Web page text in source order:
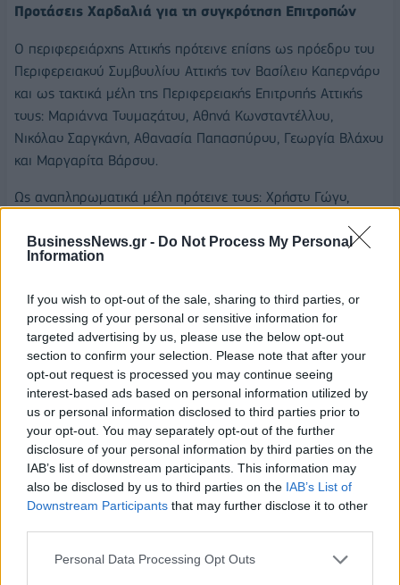
BusinessNews.gr - Do Not Process My Personal
Information
If you wish to opt-out of the sale, sharing to third parties, or
processing of your personal or sensitive information for
targeted advertising by us, please use the below opt-out
section to confirm your selection. Please note that after your
opt-out request is processed you may continue seeing
interest-based ads based on personal information utilized by
us or personal information disclosed to third parties prior to
your opt-out. You may separately opt-out of the further
disclosure of your personal information by third parties on the
IAB’s list of downstream participants. This information may
also be disclosed by us to third parties on the IAB’s List of
Downstream Participants that may further disclose it to other
Personal Data Processing Opt Outs
Προτάσεις Χαρδαλιά για τη συγκρότηση Επιτροπών
Ο περιφερειάρχης Αττικής πρότεινε επίσης ως πρόεδρο του
Περιφερειακού Συμβουλίου Αττικής τον Βασίλειο Καπερνάρο
και ως τακτικά μέλη της Περιφερειακής Επιτροπής Αττικής
τους: Μαριάννα Τουμαζάτου, Αθηνά Κωνσταντέλλου,
Νικόλαο Σαργκάνη, Αθανασία Παπασπύρου, Γεωργία Βλάχου
και Μαργαρίτα Βάρσου.
Ως αναπληρωματικά μέλη πρότεινε τους: Χρήστο Γώγο,
(Μπάμπη) Αλεξανδράτο, Μιχαήλ Ζαμπίδη, Σοφοκλή
Σχορτσανίτη.
Ιδιαίτερη είναι η έμφαση που δίνει ο Νίκος Χαρδαλιάς στον
ρόλο των Μητροπολιτικών Επιτροπών, που αναμένεται να
αποτελέσουν κορυφαία όργανα για τη λειτουργία της
Περιφέρειας την επόμενη πενταετία.
Ως εκ τούτου, ως Πρόεδροι των σημαντικών πλέον
Μητροπολιτικών Επιτροπών προτείνονται:
- Για τη Μητροπολιτική Επιτροπή Ασφάλειας &
Πρόληψης Παραβατικότητας: Εμμανουήλ (Μανώλης)
Σφακιανάκης
& Ανάπτυξης: Νικόλαος (Νίκος) Χιωτάκης